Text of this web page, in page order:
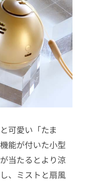
可愛い「たま
能が付いた小型
当たるとより涼
、ミストと扇風